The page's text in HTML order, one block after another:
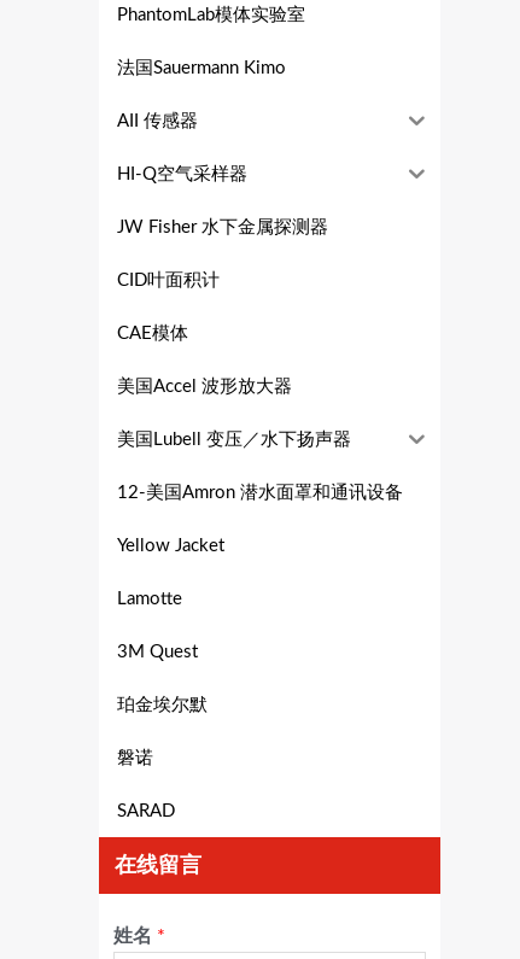
PhantomLab模体实验室
法国Sauermann Kimo
AII 传感器
HI-Q空气采样器
JW Fisher 水下金属探测器
CID叶面积计
CAE模体
美国Accel 波形放大器
美国Lubell 变压／水下扬声器
12-美国Amron 潜水面罩和通讯设备
Yellow Jacket
Lamotte
3M Quest
珀金埃尔默
磐诺
SARAD
在线留言
姓名 *